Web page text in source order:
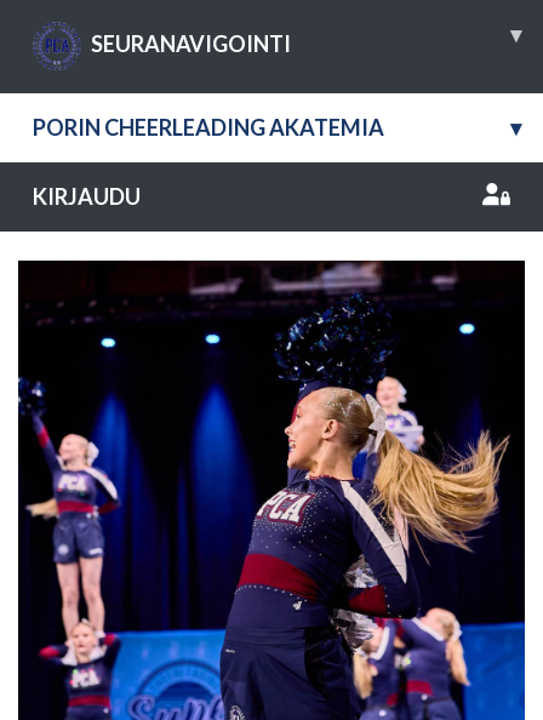
SEURANAVIGOINTI ▾
PORIN CHEERLEADING AKATEMIA ▾
KIRJAUDU